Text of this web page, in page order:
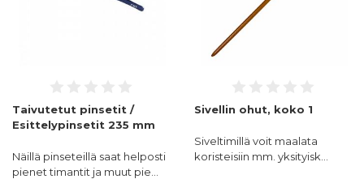
Taivutetut pinsetit /
Esittelypinsetit 235 mm
Näillä pinseteillä saat helposti
pienet timantit ja muut pie…
Sivellin ohut, koko 1
Siveltimillä voit maalata
koristeisiin mm. yksityisk…